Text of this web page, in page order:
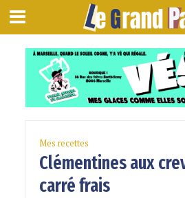
Mes recettes
Clémentines aux
carré frais